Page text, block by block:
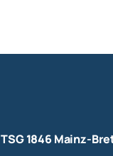
TSG 1846 Mainz-